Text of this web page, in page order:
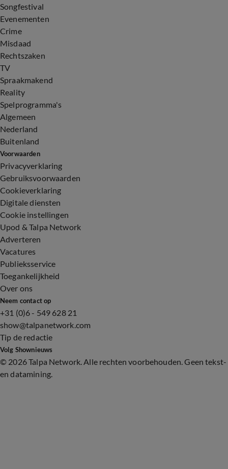
Songfestival
Evenementen
Crime
Misdaad
Rechtszaken
TV
Spraakmakend
Reality
Spelprogramma's
Algemeen
Nederland
Buitenland
Voorwaarden
Privacyverklaring
Gebruiksvoorwaarden
Cookieverklaring
Digitale diensten
Cookie instellingen
Upod & Talpa Network
Adverteren
Vacatures
Publieksservice
Toegankelijkheid
Over ons
Neem contact op
+31 (0)6 - 549 628 21
show@talpanetwork.com
Tip de redactie
Volg Shownieuws
© 2026 Talpa Network. Alle rechten voorbehouden. Geen tekst-
en datamining.